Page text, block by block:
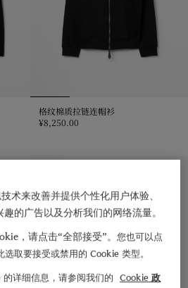
格纹棉质拉链连帽衫
¥8,250.00
术来改善并提供个性化用户体验、
的广告以及分析我们的网络流量。
，请点击“全部接受”。您也可以点
选取要接受或禁用的 Cookie 类型。
详细信息，请参阅我们的
Cookie 政